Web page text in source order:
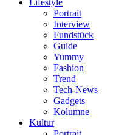
Lifestyle
Portrait
Interview
Fundstück
Guide
Yummy
Fashion
Trend
Tech-News
Gadgets
Kolumne
Kultur